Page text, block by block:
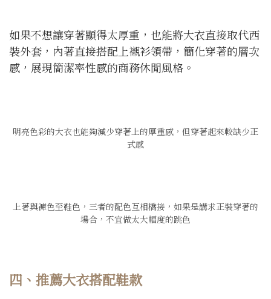
如果不想讓穿著顯得太厚重，也能將大衣直接取代西
裝外套，內著直接搭配上襯衫領帶，簡化穿著的層次
感，展現簡潔率性感的商務休閒風格。
明亮色彩的大衣也能夠減少穿著上的厚重感，但穿著起來較缺少正
式感
上著與褲色至鞋色，三者的配色互相橋接，如果是講求正裝穿著的
場合，不宜做太大幅度的跳色
四、推薦大衣搭配鞋款